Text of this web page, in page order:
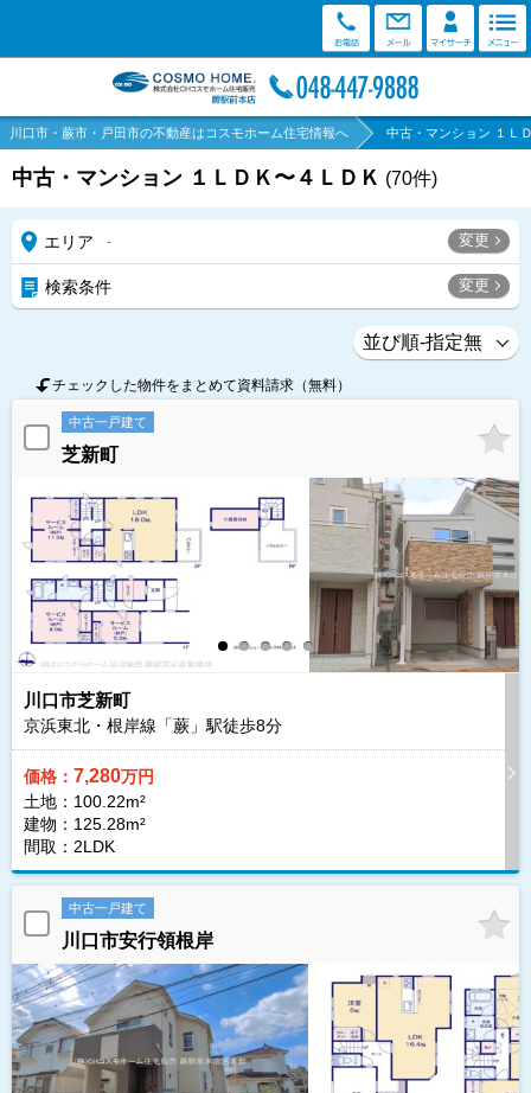
川口市・蕨市・戸田市の不動産はコスモホーム住宅情報へ 中古・マンション １Ｌ
中古・マンション １ＬＤＫ〜４ＬＤＫ (70件)
エリア - 変更
検索条件 変更
チェックした物件をまとめて資料請求（無料）
中古一戸建て
芝新町
川口市芝新町
京浜東北・根岸線「蕨」駅徒歩8分
価格： 7,280万円
土地：100.22m²
建物：125.28m²
間取：2LDK
中古一戸建て
川口市安行領根岸